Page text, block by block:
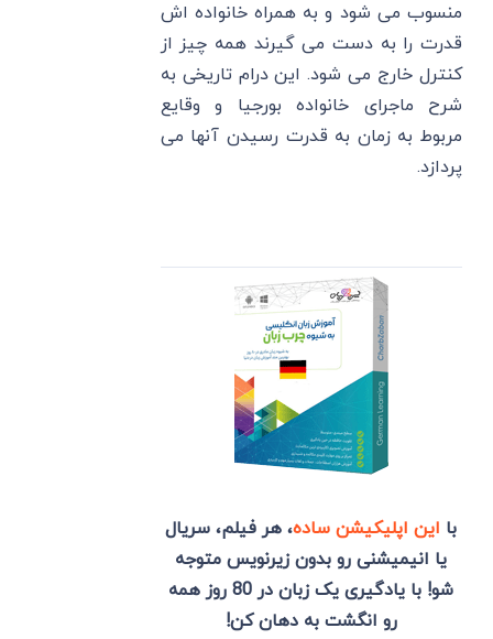
منسوب می شود و به همراه خانواده اش
قدرت را به دست می گیرند همه چیز از
کنترل خارج می شود. این درام تاریخی به
شرح ماجرای خانواده بورجیا و وقایع
مربوط به زمان به قدرت رسیدن آنها می
پردازد.
با این اپلیکیشن ساده، هر فیلم، سریال
یا انیمیشنی رو بدون زیرنویس متوجه
شو! با یادگیری یک زبان در 80 روز همه
رو انگشت به دهان کن!